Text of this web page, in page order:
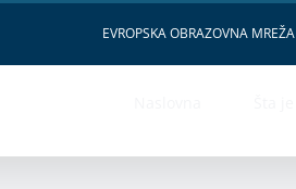
EVROPSKA OBRAZOVNA MREŽA